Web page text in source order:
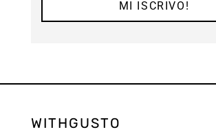
WITHGUSTO